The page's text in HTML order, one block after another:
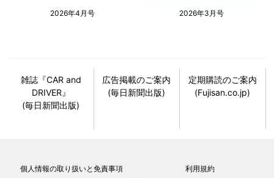
2026年4月号 2026年3月号
雑誌『CAR and
DRIVER』
(毎日新聞出版)
広告掲載のご案内
(毎日新聞出版)
定期購読のご案内
(Fujisan.co.jp)
個人情報の取り扱いと免責事項 利用規約